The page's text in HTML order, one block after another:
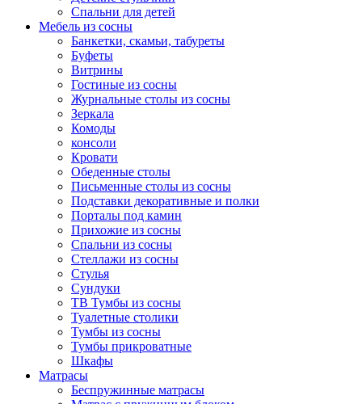
Спальни для детей
Мебель из сосны
Банкетки, скамьи, табуреты
Буфеты
Витрины
Гостиные из сосны
Журнальные столы из сосны
Зеркала
Комоды
консоли
Кровати
Обеденные столы
Письменные столы из сосны
Подставки декоративные и полки
Порталы под камин
Прихожие из сосны
Спальни из сосны
Стеллажи из сосны
Стулья
Сундуки
ТВ Тумбы из сосны
Туалетные столики
Тумбы из сосны
Тумбы прикроватные
Шкафы
Матрасы
Беспружинные матрасы